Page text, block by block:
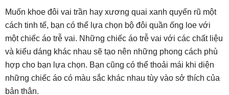
Muốn khoe đôi vai trần hay xương quai xanh quyến rũ một
cách tinh tế, bạn có thể lựa chọn bộ đôi quần ống loe với
một chiếc áo trễ vai. Những chiếc áo trễ vai với các chất liệu
và kiểu dáng khác nhau sẽ tạo nên những phong cách phù
hợp cho bạn lựa chọn. Bạn cũng có thể thoải mái khi diện
những chiếc áo có màu sắc khác nhau tùy vào sở thích của
bản thân.